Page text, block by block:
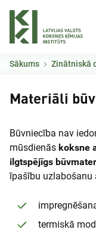
Sākums Zinātniskā
Materiāli
Būvniecība nav
mūsdienās koksne
ilgtspējīgs
īpašību uzlabošanu
termiskā